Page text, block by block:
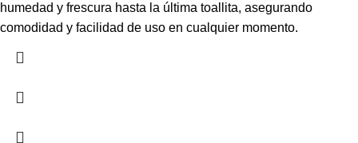
humedad y frescura hasta la última toallita, asegurando
comodidad y facilidad de uso en cualquier momento.